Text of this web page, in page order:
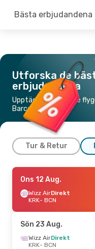
Bästa erbjudandena
Utforska de
erbjudandena
Upptäck de billigaste
Barcelona
Tur & Retur
Fre 16 Okt.- Mån 19
RyanairDirekt
KRK- BCN
BCN- KRK
Tors 20 Aug.- Sön
Ons 12 Aug.
Wizz AirDirekt
KRK- BCN
Sön 23 Aug.
Wizz AirDirekt
KRK- BCN